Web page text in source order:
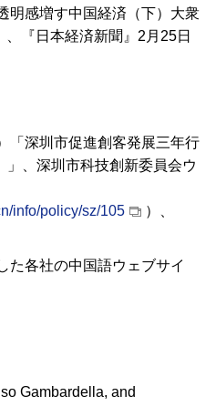
明感増す中国経済（下）大衆
『日本経済新聞』2月25日
「 深圳市促進創客発展三年行
」、深圳市科技創新委員会ウ
info/policy/sz/105
）、
た各社の中国語ウェブサイ
Gambardella, and